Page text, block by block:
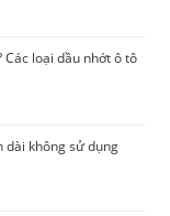
loại dầu nhớt ô tô
dài không sử dụng